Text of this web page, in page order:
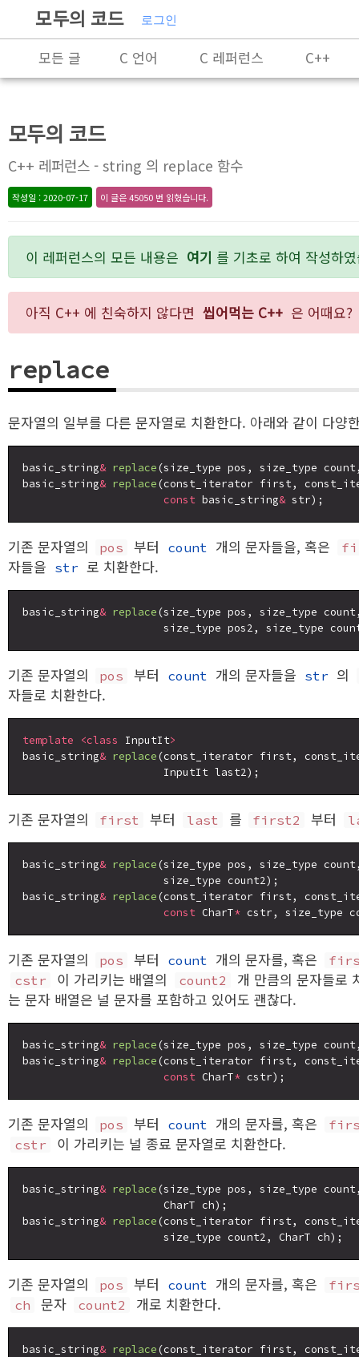
모두의 코드 로그인
모든 글 C 언어 C 레퍼런스
C++
프로그래밍
모두의 코드
C++ 레퍼런스 - string 의 replace 함수
작성일 : 2020-07-17 이 글은 45050 번 읽혔습니다.
이 레퍼런스의 모든 내용은 여기 를 기초로 하여 작성하
아직 C++ 에 친숙하지 않다면 씹어먹는 C++ 은 어때요?
replace
문자열의 일부를 다른 문자열로 치환한다. 아래와 같이 다양
basic_string& replace (size_type pos, size_type
basic_string& replace (const_iterator first,
const basic_string&
기존 문자열의 pos 부터 count 개의 문자들을, 혹은
자들을 str 로 치환한다.
basic_string& replace (size_type pos, size_type
size_type pos2, size_type
기존 문자열의 pos 부터 count 개의 문자들을 str 의
자들로 치환한다.
template <class InputIt>
basic_string& replace (const_iterator first,
기존 문자열의 first 부터 last 를 first2 부터
basic_string& replace (size_type pos, size_type
                      size_type count2);
basic_string& replace (const_iterator first,
const CharT*
기존 문자열의 pos 부터 count 개의 문자를, 혹은
cstr
이 가리키는 배열의 count2
개 만큼의 문자들로
는 문자 배열은 널 문자를 포함하고 있어도 괜찮다.
basic_string& replace (size_type pos, size_type
basic_string& replace (const_iterator first,
const CharT*
기존 문자열의 pos 부터 count 개의 문자를, 혹은
cstr
이 가리키는 널 종료 문자열로 치환한다.
basic_string& replace (size_type pos, size_type
                      CharT ch);
basic_string& replace (const_iterator first,
기존 문자열의 pos 부터 count 개의 문자를, 혹은
ch
문자 count2 개로 치환한다.
basic_string& replace (const_iterator first,